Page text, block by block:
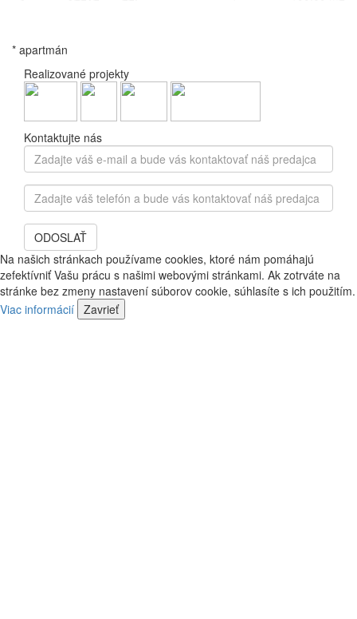
* apartmán
Realizované projekty
Kontaktujte nás
Zadajte
váš
e-
mail
a
bude
vás
kontaktovať
náš
predajca
Zadajte
váš
telefón
bude
vás
kontaktovať
náš
predajca
ODOSLAŤ
Na našich stránkach používame cookies, ktoré nám pomáhajú
zefektívniť Vašu prácu s našimi webovými stránkami. Ak zotrváte na
stránke bez zmeny nastavení súborov cookie, súhlasíte s ich použitím.
Viac informácií Zavrieť